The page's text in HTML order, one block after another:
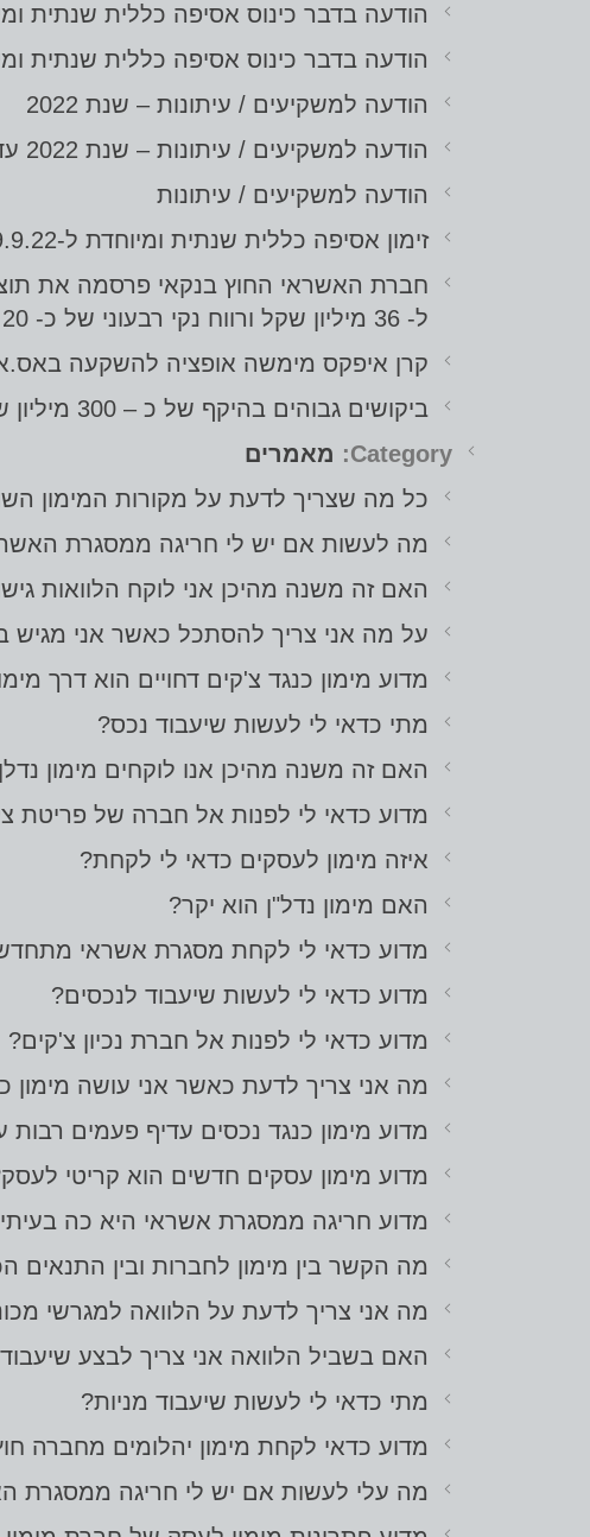
הודעה בדבר כינוס אסיפה כללית שנתית
הודעה בדבר כינוס אסיפה כללית שנתית
הודעה למשקיעים / עיתונות – שנת 2022
הודעה למשקיעים / עיתונות – שנת 2022 עד רבעון שלישי
הודעה למשקיעים / עיתונות
זימון אסיפה כללית שנתית ומיוחדת ל-29.9.22
ל- 36 מיליון שקל ורווח נקי רבעוני של כ- 20 מיליון שקל;
קרן איפקס מימשה אופציה להשקעה באס.אר אקורד: עלתה
ביקושים גבוהים בהיקף של כ – 300 מיליון ש"ח במכרז המוסדי בגין הנפקת סדרת אג"ח ראשונה של אס.אר. אקורד
Category:
מאמרים
כל מה שצריך לדעת על מקורות המימון
מה לעשות אם יש לי חריגה ממסגרת
האם זה משנה מהיכן אני לוקח הלוואות
על מה אני צריך להסתכל כאשר אני מגיש
מדוע מימון כנגד צ'קים דחויים הוא דרך
מתי כדאי לי לעשות שיעבוד נכס?
האם זה משנה מהיכן אנו לוקחים מימון
מדוע כדאי לי לפנות אל חברה של פריטת
איזה מימון לעסקים כדאי לי לקחת?
האם מימון נדל"ן הוא יקר?
מדוע כדאי לי לקחת מסגרת אשראי
מדוע כדאי לי לעשות שיעבוד לנכסים?
מדוע כדאי לי לפנות אל חברת נכיון צ'קים?
מה אני צריך לדעת כאשר אני עושה מימון
מדוע מימון כנגד נכסים עדיף פעמים רבות
מדוע מימון עסקים חדשים הוא קריטי
מדוע חריגה ממסגרת אשראי היא כה
מה הקשר בין מימון לחברות ובין התנאים
מה אני צריך לדעת על הלוואה למגרשי
האם בשביל הלוואה אני צריך לבצע
מתי כדאי לי לעשות שיעבוד מניות?
מדוע כדאי לקחת מימון יהלומים מחברה
מה עלי לעשות אם יש לי חריגה ממסגרת